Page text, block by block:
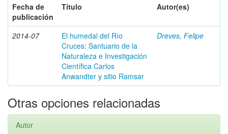
Fecha de
publicación
Título Autor(es)
2014-07
El humedal del Río
Cruces: Santuario de la
Naturaleza e Investigación
Científica Carlos
Anwandter y sitio Ramsar
Dreves, Felipe
Otras opciones relacionadas
Autor